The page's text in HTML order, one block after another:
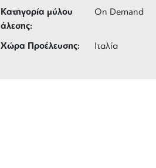
Κατηγορία μύλου
άλεσης:
On Demand
Χώρα Προέλευσης: Ιταλία